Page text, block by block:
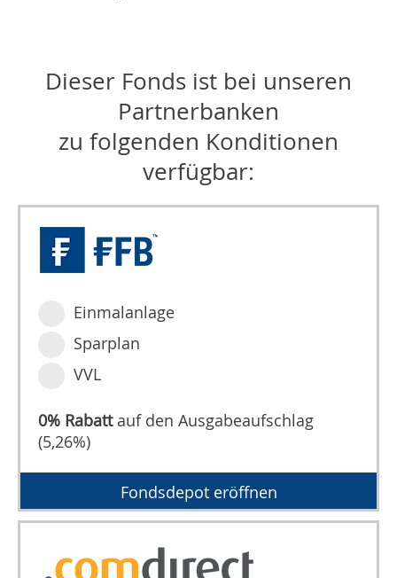
Dieser Fonds ist bei unseren
Partnerbanken
zu folgenden Konditionen
verfügbar:
Einmalanlage
Sparplan
VVL
0% Rabattauf den Ausgabeaufschlag
(5,26%)
Fondsdepot eröffnen